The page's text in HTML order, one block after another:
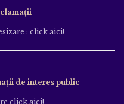
: click aici!
de interes public
click aici!